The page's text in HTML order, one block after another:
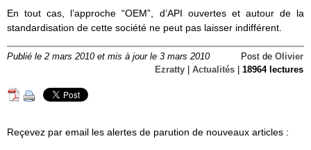
En tout cas, l’approche “OEM”, d’API ouvertes et autour de la
standardisation de cette société ne peut pas laisser indifférent.
Publié le 2 mars 2010 et mis à jour le 3 mars 2010 Post de Olivier
Ezratty
Actualités 18964 lectures
Reçevez par email les alertes de parution de nouveaux articles :